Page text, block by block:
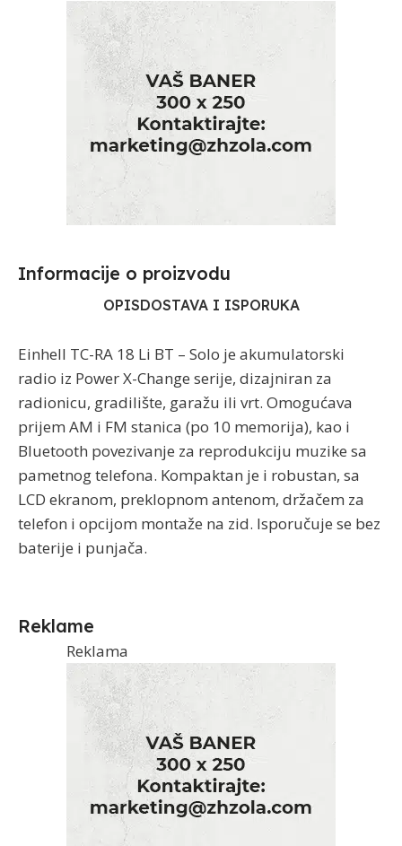
Informacije o proizvodu​
OPISDOSTAVA I ISPORUKA
Einhell TC-RA 18 Li BT – Solo je akumulatorski
radio iz Power X-Change serije, dizajniran za
radionicu, gradilište, garažu ili vrt. Omogućava
prijem AM i FM stanica (po 10 memorija), kao i
Bluetooth povezivanje za reprodukciju muzike sa
pametnog telefona. Kompaktan je i robustan, sa
LCD ekranom, preklopnom antenom, držačem za
telefon i opcijom montaže na zid. Isporučuje se bez
baterije i punjača.
Reklame
Reklama